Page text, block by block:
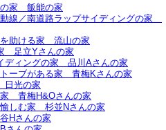
家＿飯能の家
線／南道路ラップサイディングの家＿
助ける家＿流山の家
＿足立Yさんの家
ディングの家＿品川Aさんの家
ーブがある家＿青梅Kさんの家
日光の家
＿青梅H&Oさんの家
しむ家＿杉並Nさんの家
Hさんの家